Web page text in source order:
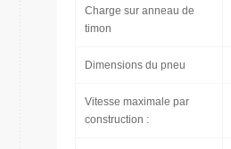
Charge sur anneau de
timon
Dimensions du pneu
Vitesse maximale par
construction :